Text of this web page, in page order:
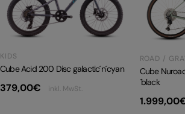
Alle entdecken
E-BIKE TOUR
PRODUKTRÜCKRUFE
KIDS
Cube Acid 200 Disc galactic´n´cyan
379,00€ inkl. MwSt.
ROAD /
Cube
´black
1.999,00